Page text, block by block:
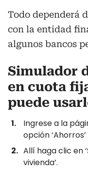
Todo dependerá
con la entidad
algunos bancos
Simulador
en cuota
puede
Ingrese a la
opción
Allí haga clic en
vivienda’.